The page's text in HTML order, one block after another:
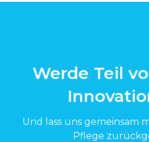
Werde Teil
Und lass uns gemeinsam
Pflege